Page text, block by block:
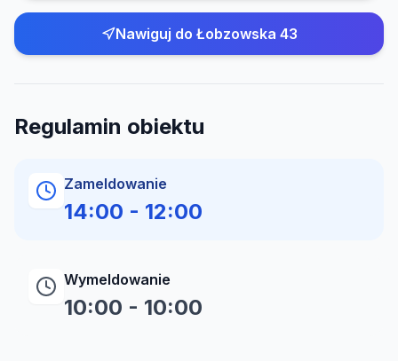
Nawiguj do Łobzowska 43
Regulamin obiektu
Zameldowanie
14:00 - 12:00
Wymeldowanie
10:00 - 10:00